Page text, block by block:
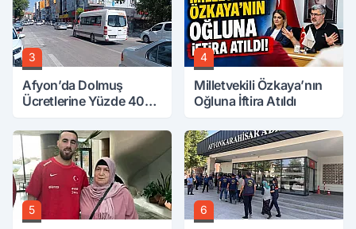
3
Afyon’da Dolmuş
Ücretlerine Yüzde 40
4
Milletvekili Özkaya’nın
Oğluna İftira Atıldı
5 6